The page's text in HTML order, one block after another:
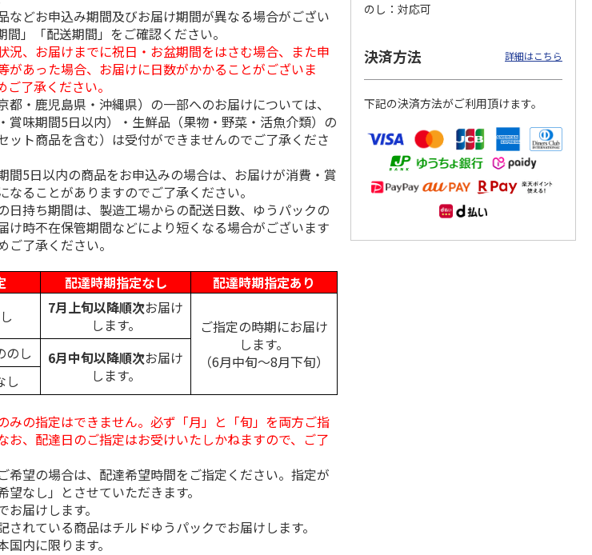
ング「腸活
ィー（機能
品）」7本
込)
＜お中元＞＜山田養
蜂場＞ハニードリン
クセット（ＨＤ－３
０）
5.0（1）
3,480円
(送料・税込)
九州産野菜青汁 １
箱
1,880円
(送料・税込)
＜お中元＞＜コカ・
コーラ＞健康茶詰合
せ ＣＫＯ－３０Ａ
3,680円
(送料・税込)
トワイニング「スリ
ープ カモミールア
ップル（機能性表示
3,980円
＜お中元＞＜キーコ
ーヒー＞アイスコー
ヒー＆ジュース＆ド
3,480円
(送料・税込)
などお申込み期間及びお届け期間が異なる場合がござい
間」「配送期間」をご確認ください。
況、お届けまでに祝日・お盆期間をはさむ場合、また申
があった場合、お届けに日数がかかることがございま
ご了承ください。
・鹿児島県・沖縄県）の一部へのお届けについては、
賞味期間5日以内）・生鮮品（果物・野菜・活魚介類）の
ット商品を含む）は受付ができませんのでご了承くださ
間5日以内の商品をお申込みの場合は、お届けが消費・賞
なることがありますのでご了承ください。
日持ち期間は、製造工場からの配送日数、ゆうパックの
け時不在保管期間などにより短くなる場合がございます
ご了承ください。
配達時期指定なし
配達時期指定あり
7月上旬以降順次お届け
します。
ご指定の時期にお届け
します。
（6月中旬～8月下旬）
のし 6月中旬以降順次お届け
します。
し
みの指定はできません。必ず「月」と「旬」を両方ご指
お、配達日のご指定はお受けいたしかねますので、ご了
希望の場合は、配達希望時間をご指定ください。指定が
望なし」とさせていただきます。
届けします。
れている商品はチルドゆうパックでお届けします。
内に限ります。
のし
対応可
決済方法 詳細はこちら
下記の決済方法がご利用頂けます。